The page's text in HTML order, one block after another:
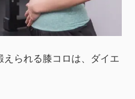
られる膝コロは、ダイエ